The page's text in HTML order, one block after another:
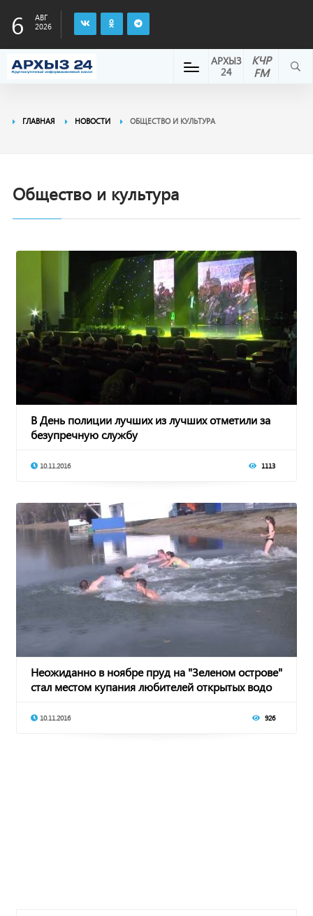
6
АВГ
2026
КЧР
FM
АРХЫЗ
24
ГЛАВНАЯ НОВОСТИ ОБЩЕСТВО И КУЛЬТУРА
Общество и культура
В День полиции лучших из лучших отметили за
безупречную службу
10.11.2016 1113
Неожиданно в ноябре пруд на "Зеленом острове"
стал местом купания любителей открытых водо
10.11.2016 926